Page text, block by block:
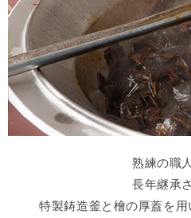
熟練の職
長年継承
特製鋳造釜と檜の厚蓋を